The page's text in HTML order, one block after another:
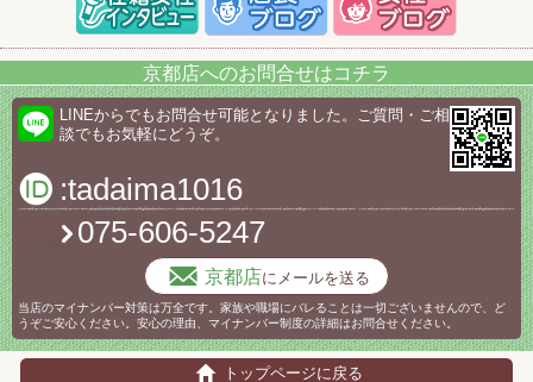
京都店へのお問合せはコチラ
LINEからでもお問合せ可能となりました。ご質問・ご相
談でもお気軽にどうぞ。
:tadaima1016
075-606-5247
京都店にメールを送る
当店のマイナンバー対策は万全です。家族や職場にバレることは一切ございませんので、ど
うぞご安心ください。安心の理由、マイナンバー制度の詳細はお問合せください。
トップページに戻る